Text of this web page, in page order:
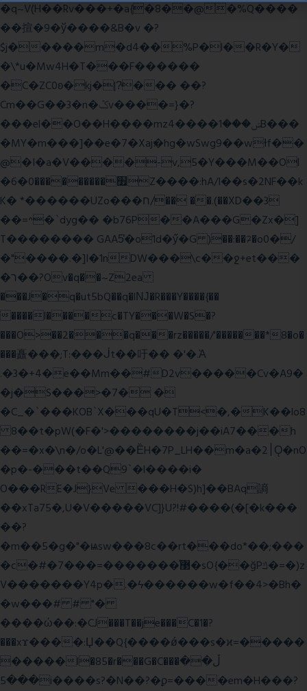
�q~V(H��Rv���+�a{�8��@�%Q����
��揎�9�ў����&B�v �?
$j�����m�d4��%P�l��R�Y�
�\*u�Mw4H�T���F������
�C�ZC0ʚ�kj�|?ͮ��� ��?
Cm��G��3�n�ݣv����=}�?
���el��O��H����mzݾ���1����4B���
�MY�m���]��e�7�Xaj׃�hg�wSwg9��wƗf��
@�I�a�V����-v,5�Y���M��Ol
�׿���������0�6Z����:hA/I��s�2NF��k
K� *������UZo���ח/�� ��.(��XD��3
��=^�`dyg�� �b76P��A���G�Zx�]
T�������� GAA5̔�o1d�ӳ�G )��:��ℱ�o0�/
�"����.�]I�1nDW���\c��ջ+et���
�ר��?Ov�q��~Z2ea
���J�q�ut5bQ��q�lǊ�R���Y����{��
����l����c�TY���W�S�?
���O>��2���q���rz�����/'�������*8�o�
���矗���;T:���ᒎt��吁�� �'�.Ὰ
.�3�+4�e��Mm��#D2v�����Cv�A9�
�j�S���>�7� �
�C_�`���KOB`X���qU�T<�,�K��lo8
8��t�pW(�F�'>��������j��iA7���h
��=�x�\n�/o�L'@��ȄH�7P_LH��m�a�2׀Ǫ�nO
�p�-���t��Q9`�l����i�
O���RE�J}Ve ���H�S)h]��BAq謪
��xTa75�,U�V�����VC]}U?!#����(�[�k���
��?
�m��5�g�"�ѩsw���8c��rt���do*��;���
�c�#�޳�ͯ������=���7�sO{��ğPݿ�=�)z
V�������Y4p�.�ϟ������w�f��4>�Bh�
�w���# # "�
����ώ��:�CJ���T��je���C�1�?
���xϫ����:Џ��Q{����ǿ���s�ϰ=�����
�����l�85�r���G�C���ڵ��
���5i����s?�N��?�ϼ=����em�H���?